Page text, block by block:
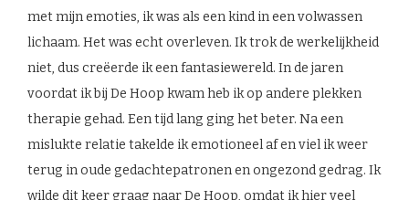
met mijn emoties, ik was als een kind in een volwassen
lichaam. Het was echt overleven. Ik trok de werkelijkheid
niet, dus creëerde ik een fantasiewereld. In de jaren
voordat ik bij De Hoop kwam heb ik op andere plekken
therapie gehad. Een tijd lang ging het beter. Na een
mislukte relatie takelde ik emotioneel af en viel ik weer
terug in oude gedachtepatronen en ongezond gedrag. Ik
wilde dit keer graag naar De Hoop, omdat ik hier veel